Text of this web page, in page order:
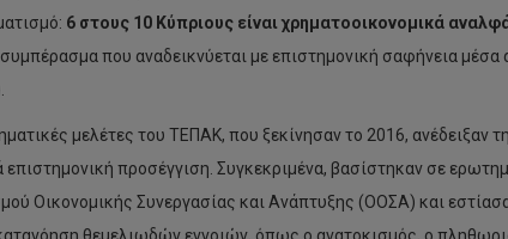
6 στους 10 Κύπριους είναι χρηματοοικονομικά
συμπέρασμα που αναδεικνύεται με επιστημονική σαφήνεια
μελέτες του ΤΕΠΑΚ, που ξεκίνησαν το 2016, ανέδειξαν
επιστημονική προσέγγιση. Συγκεκριμένα, βασίστηκαν σε
Οικονομικής Συνεργασίας και Ανάπτυξης (ΟΟΣΑ) και